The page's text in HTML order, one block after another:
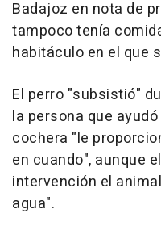
Badajoz en nota de
tampoco tenía
habitáculo en el que
El perro "subsistió"
la persona que
cochera "le
en cuando", aunque
intervención el
agua".